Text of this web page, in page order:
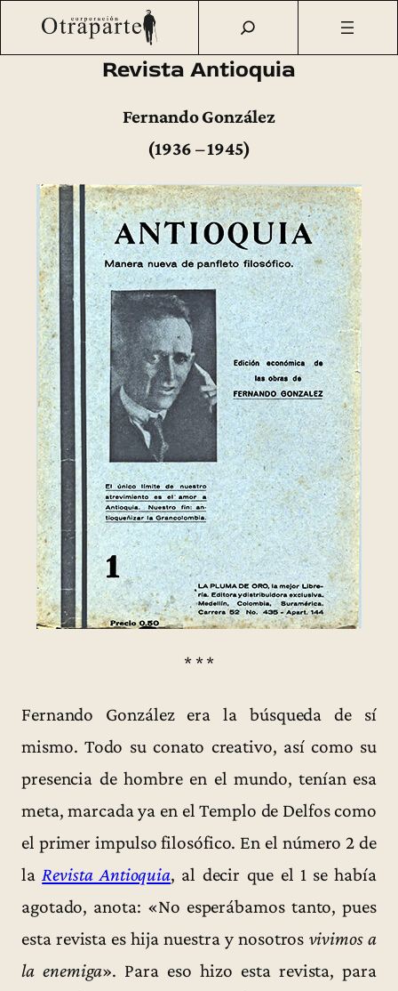
Saltar
Otraparte.org/ Fernando González Obra
Obras publicadas
y ediciones
Revista Antioquia
Fernando González
(1936 – 1945)
* * *
Fernando González era la búsqueda de sí
mismo. Todo su conato creativo, así como su
presencia de hombre en el mundo, tenían esa
meta, marcada ya en el Templo de Delfos como
el primer impulso filosófico. En el número 2 de
laRevista Antioquia, al decir que el 1 se había
agotado, anota: «No esperábamos tanto, pues
esta revista es hija nuestra y nosotros vivimos a
la enemiga». Para eso hizo esta revista, para